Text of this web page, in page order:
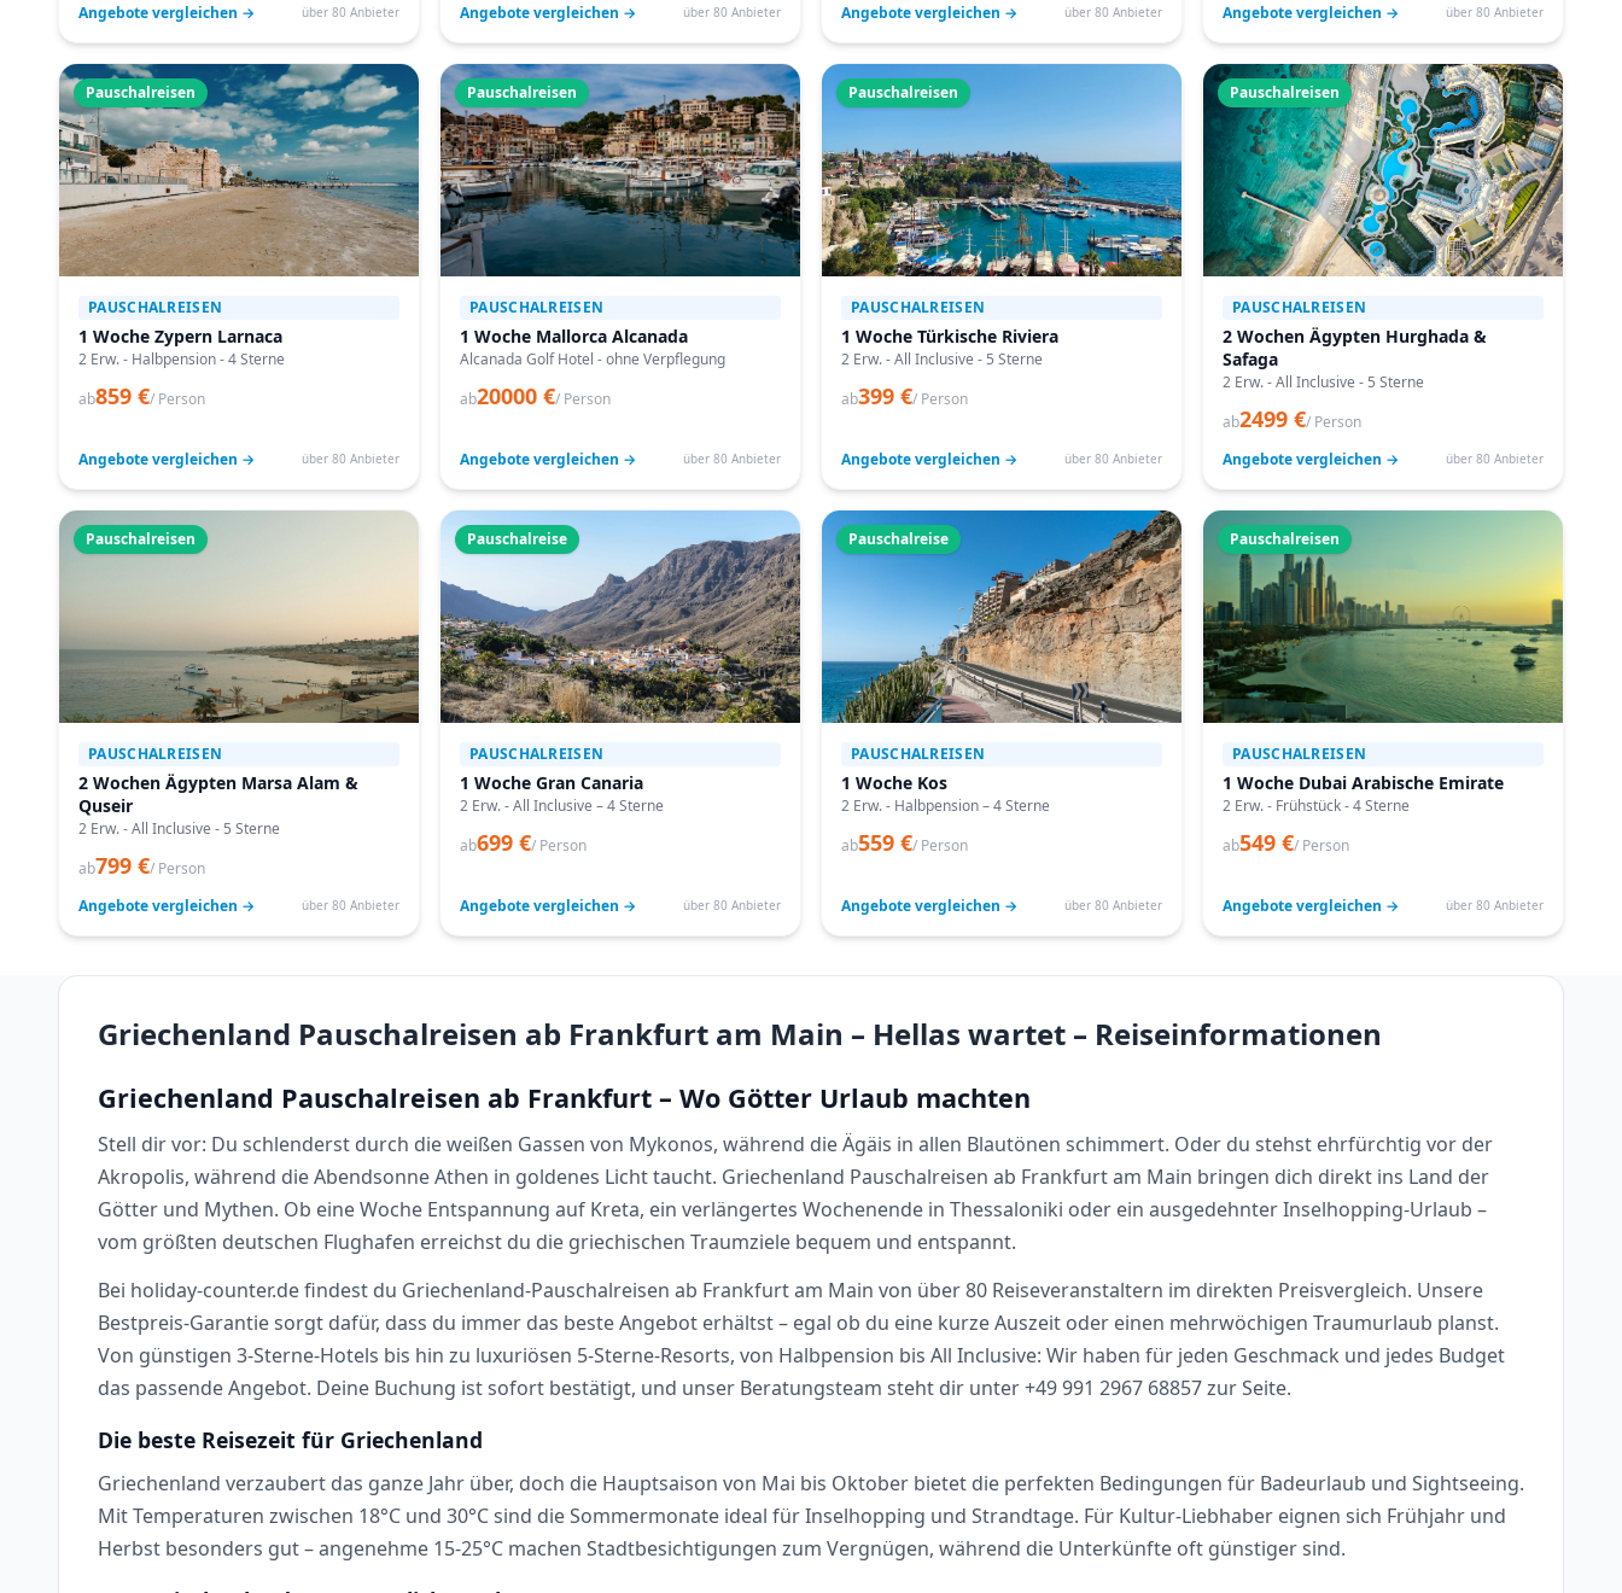
Angebote vergleichen → über 80 Anbieter Angebote vergleichen → über 80 Anbieter Angebote vergleichen → über 80 Anbieter
Angebote vergleichen →
über 80 Anbieter
Pauschalreisen
PAUSCHALREISEN
1 Woche Zypern Larnaca
2 Erw. - Halbpension - 4 Sterne
ab859 €/ Person
Angebote vergleichen → über 80 Anbieter
Pauschalreisen
PAUSCHALREISEN
1 Woche Mallorca Alcanada
Alcanada Golf Hotel - ohne Verpflegung
ab20000 €/ Person
Angebote vergleichen → über 80 Anbieter
Pauschalreisen
PAUSCHALREISEN
1 Woche Türkische Riviera
2 Erw. - All Inclusive - 5 Sterne
ab399 €/ Person
Angebote vergleichen → über 80 Anbieter
Pauschalreisen
PAUSCHALREISEN
2 Wochen Ägypten Hurghada &
Safaga
2 Erw. - All Inclusive - 5 Sterne
ab2499 €/ Person
Angebote vergleichen →
über 80 Anbieter
Pauschalreisen
PAUSCHALREISEN
2 Wochen Ägypten Marsa Alam &
Quseir
2 Erw. - All Inclusive - 5 Sterne
ab799 €/ Person
Angebote vergleichen →
über 80 Anbieter
Pauschalreise
PAUSCHALREISEN
1 Woche Gran Canaria
2 Erw. - All Inclusive – 4 Sterne
ab699 €/ Person
Angebote vergleichen → über 80 Anbieter
Pauschalreise
PAUSCHALREISEN
1 Woche Kos
2 Erw. - Halbpension – 4 Sterne
ab559 €/ Person
Angebote vergleichen → über 80 Anbieter
Pauschalreisen
PAUSCHALREISEN
1 Woche Dubai Arabische Emirate
2 Erw. - Frühstück - 4 Sterne
ab549 €/ Person
Angebote vergleichen → über 80 Anbieter
Griechenland Pauschalreisen ab Frankfurt am Main – Hellas wartet – Reiseinformationen
Griechenland Pauschalreisen ab Frankfurt – Wo Götter Urlaub machten
Stell dir vor: Du schlenderst durch die weißen Gassen von Mykonos, während die Ägäis in allen Blautönen schimmert. Oder du stehst ehrfürchtig vor der
Akropolis, während die Abendsonne Athen in goldenes Licht taucht. Griechenland Pauschalreisen ab Frankfurt am Main bringen dich direkt ins Land der
Götter und Mythen. Ob eine Woche Entspannung auf Kreta, ein verlängertes Wochenende in Thessaloniki oder ein ausgedehnter Inselhopping-Urlaub –
vom größten deutschen Flughafen erreichst du die griechischen Traumziele bequem und entspannt.
Bei holiday-counter.de findest du Griechenland-Pauschalreisen ab Frankfurt am Main von über 80 Reiseveranstaltern im direkten Preisvergleich. Unsere
Bestpreis-Garantie sorgt dafür, dass du immer das beste Angebot erhältst – egal ob du eine kurze Auszeit oder einen mehrwöchigen Traumurlaub planst.
Von günstigen 3-Sterne-Hotels bis hin zu luxuriösen 5-Sterne-Resorts, von Halbpension bis All Inclusive: Wir haben für jeden Geschmack und jedes Budget
das passende Angebot. Deine Buchung ist sofort bestätigt, und unser Beratungsteam steht dir unter +49 991 2967 68857 zur Seite.
Die beste Reisezeit für Griechenland
Griechenland verzaubert das ganze Jahr über, doch die Hauptsaison von Mai bis Oktober bietet die perfekten Bedingungen für Badeurlaub und Sightseeing.
Mit Temperaturen zwischen 18°C und 30°C sind die Sommermonate ideal für Inselhopping und Strandtage. Für Kultur-Liebhaber eignen sich Frühjahr und
Herbst besonders gut – angenehme 15-25°C machen Stadtbesichtigungen zum Vergnügen, während die Unterkünfte oft günstiger sind.